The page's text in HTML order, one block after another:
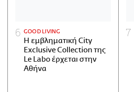
GOOD LIVING
Η εμβληματική City
Exclusive Collection της
Le Labo έρχεται στην
Αθήνα